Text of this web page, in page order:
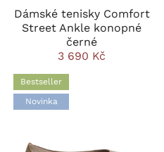
Dámské tenisky Comfort
Street Ankle konopné
černé
3 690 Kč
Bestseller
Novinka